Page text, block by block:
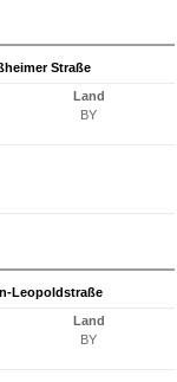
Straße
Land
BY
Leopoldstraße
Land
BY